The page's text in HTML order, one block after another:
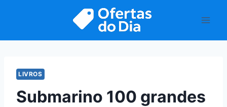
LIVROS
Submarino 100 grandes